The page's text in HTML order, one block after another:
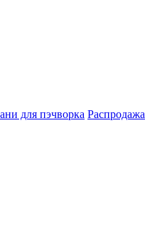
для пэчворка Распродажа